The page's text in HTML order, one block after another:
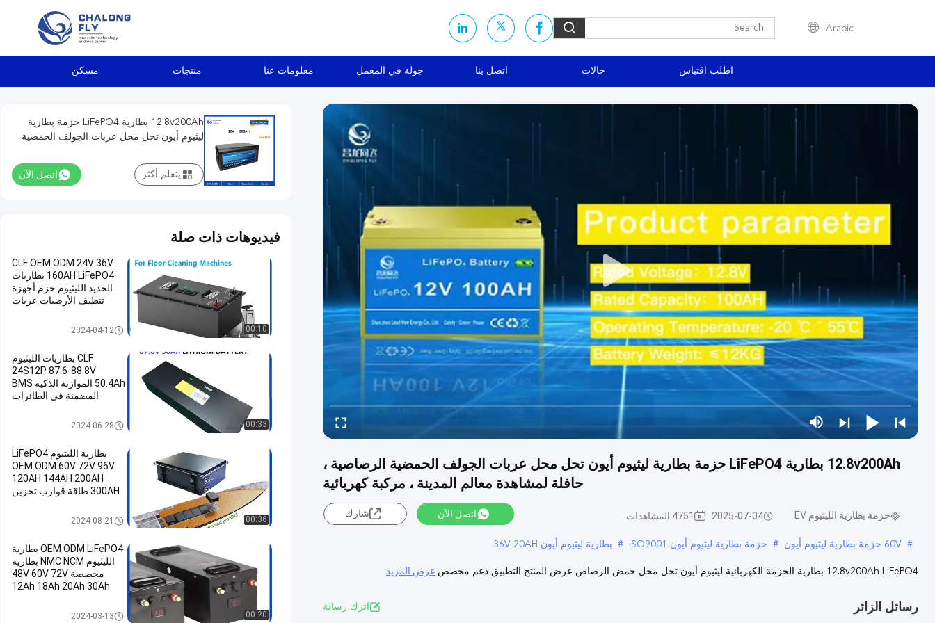
Arabic
مسكن منتجات معلومات عنا جولة في المعمل اتصل بنا حالات اطلب اقتباس
12.8v200Ah بطارية LiFePO4 حزمة بطارية ليثيوم أيون تحل محل عربات الجولف الحمضية الرصاصية ،
حافلة لمشاهدة معالم المدينة ، مركبة كهربائية
حزمة بطارية الليثيوم EV 2025-07-04 4751 المشاهدات اتصل الآن شارك
# 60V حزمة بطارية ليثيوم أيون # حزمة بطارية ليثيوم أيون ISO9001 # بطارية ليثيوم أيون 36V 20AH
12.8v200Ah LiFePO4 بطارية الحزمة الكهربائية ليثيوم أيون تحل محل حمض الرصاص عرض المنتج التطبيق دعم مخصص عرض المزيد
رسائل الزائر اترك رسالة
12.8v200Ah بطارية LiFePO4 حزمة بطارية
ليثيوم أيون تحل محل عربات الجولف الحمضية
مركبة كهربائية
اتصل الآن يتعلم أكثر
فيديوهات ذات صلة
00:10
CLF OEM ODM 24V 36V
160AH LiFePO4 بطاريات
الحديد الليثيوم حزم أجهزة
تنظيف الأرضيات عربات
OEM Battery Pack2024-04-12
00:33
CLF بطاريات الليثيوم
24S12P 87.6-88.8V
50.4Ah الموازنة الذكية BMS
المضمنة في الطائرات
OEM Battery Pack2024-06-28
00:36
بطارية الليثيوم LiFePO4
OEM ODM 60V 72V 96V
120AH 144AH 200AH
300AH طاقة قوارب تخزين
OEM Battery Pack2024-08-21
00:20
OEM ODM LiFePO4 بطارية
الليثيوم NMC NCM بطارية
مخصصة 48V 60V 72V
12Ah 18Ah 20Ah 30Ah
OEM Battery Pack2024-03-13